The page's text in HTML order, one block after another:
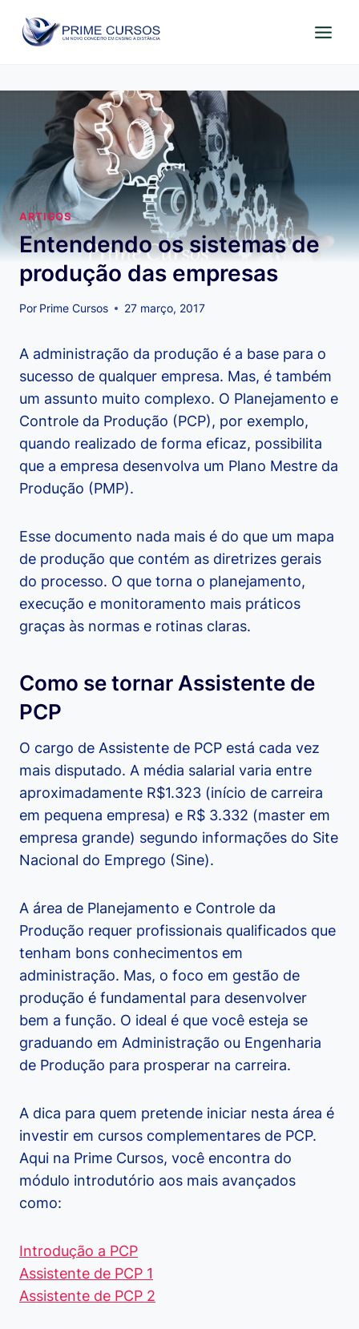
para
ARTIGOS
Entendendo os sistemas de
produção das empresas
Por Prime Cursos 27 março, 2017
A administração da produção é a base para o
sucesso de qualquer empresa. Mas, é também
um assunto muito complexo. O Planejamento e
Controle da Produção (PCP), por exemplo,
quando realizado de forma eficaz, possibilita
que a empresa desenvolva um Plano Mestre da
Produção (PMP).
Esse documento nada mais é do que um mapa
de produção que contém as diretrizes gerais
do processo. O que torna o planejamento,
execução e monitoramento mais práticos
graças às normas e rotinas claras.
Como se tornar Assistente de
PCP
O cargo de Assistente de PCP está cada vez
mais disputado. A média salarial varia entre
aproximadamente R$1.323 (início de carreira
em pequena empresa) e R$ 3.332 (master em
empresa grande) segundo informações do Site
Nacional do Emprego (Sine).
A área de Planejamento e Controle da
Produção requer profissionais qualificados que
tenham bons conhecimentos em
administração. Mas, o foco em gestão de
produção é fundamental para desenvolver
bem a função. O ideal é que você esteja se
graduando em Administração ou Engenharia
de Produção para prosperar na carreira.
A dica para quem pretende iniciar nesta área é
investir em cursos complementares de PCP.
Aqui na Prime Cursos, você encontra do
módulo introdutório aos mais avançados
como:
Introdução a PCP
Assistente de PCP 1
Assistente de PCP 2